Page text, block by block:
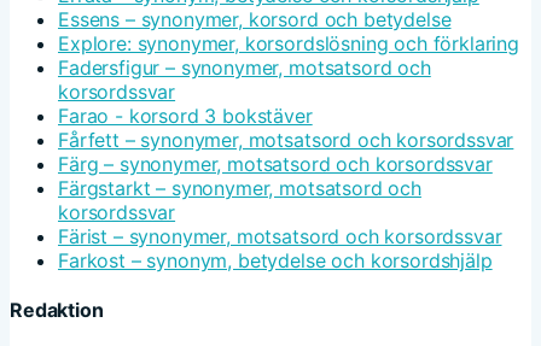
Essens – synonymer, korsord och betydelse
Explore: synonymer, korsordslösning och förklaring
Fadersfigur – synonymer, motsatsord och
korsordssvar
Farao - korsord 3 bokstäver
Fårfett – synonymer, motsatsord och korsordssvar
Färg – synonymer, motsatsord och korsordssvar
Färgstarkt – synonymer, motsatsord och
korsordssvar
Färist – synonymer, motsatsord och korsordssvar
Farkost – synonym, betydelse och korsordshjälp
Redaktion